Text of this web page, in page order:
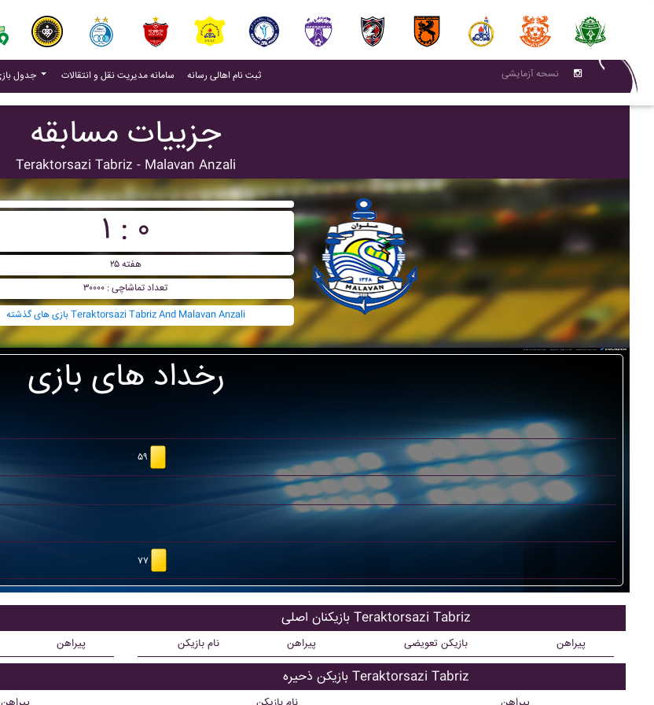
جدول بازی ها سامانه مدیریت نقل و انتقالات (current)
ثبت نام اهالی رسانه(current) نسحه آزمایشی
جزییات مسابقه
Teraktorsazi Tabriz - Malavan Anzali
۱ : ۰
هفته ۲۵
تعداد تماشاچی : ۳۰۰۰۰
بازی های گذشته Teraktorsazi Tabriz And Malavan Anzali
رخداد های بازی
۵۹
۷۷
پیراهن
بازیکنان اصلی Teraktorsazi Tabriz
نام بازیکن پیراهن بازیکن تعویضی پیراهن
بازیکن ذحیره Teraktorsazi Tabriz